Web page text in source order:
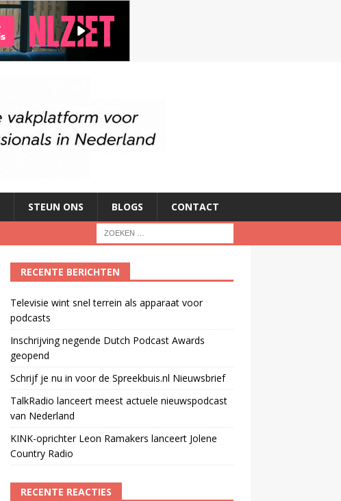
STEUN ONS BLOGS CONTACT
RECENTE BERICHTEN
Televisie wint snel terrein als apparaat voor
podcasts
Inschrijving negende Dutch Podcast Awards
geopend
Schrijf je nu in voor de Spreekbuis.nl Nieuwsbrief
TalkRadio lanceert meest actuele nieuwspodcast
van Nederland
KINK-oprichter Leon Ramakers lanceert Jolene
Country Radio
RECENTE REACTIES